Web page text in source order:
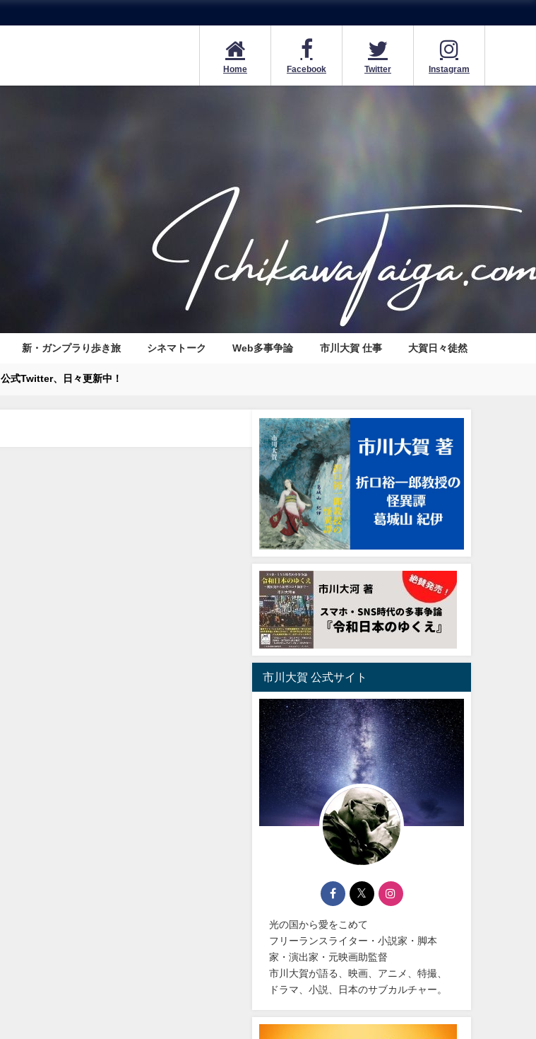
Home Facebook Twitter Instagram
新・ガンプラり歩き旅 シネマトーク Web多事争論 市川大賀 仕事 大賀日々徒然
公式Twitter、日々更新中！
市川大賀 公式サイト
光の国から愛をこめて
フリーランスライター・小説家・脚本
家・演出家・元映画助監督
市川大賀が語る、映画、アニメ、特撮、
ドラマ、小説、日本のサブカルチャー。